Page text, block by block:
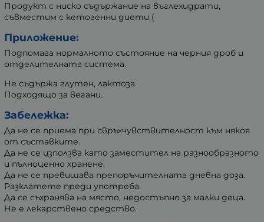
Продукт с ниско съдържание на въглехидрати,
съвместим с кетогенни диети (
Приложение:
Подпомага нормалното състояние на черния дроб и
отделителната система.
Не съдържа глутен, лактоза.
Подходящо за вегани.
Забележка:
Да не се приема при свръхчувствителност към някоя
от съставките.
Да не се използва като заместител на разнообразното
и пълноценно хранене.
Да не се превишава препоръчителната дневна доза.
Разклатете преди употреба.
Да се съхранява на място, недостъпно за малки деца.
Не е лекарствено средство.